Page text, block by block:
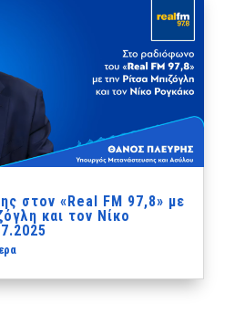
στον «Real FM 97,8» με
και τον Νίκο